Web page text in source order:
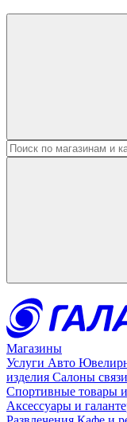
Магазины
Услуги Авто
изделия Салоны связи
Спортивные товары
Аксессуары и